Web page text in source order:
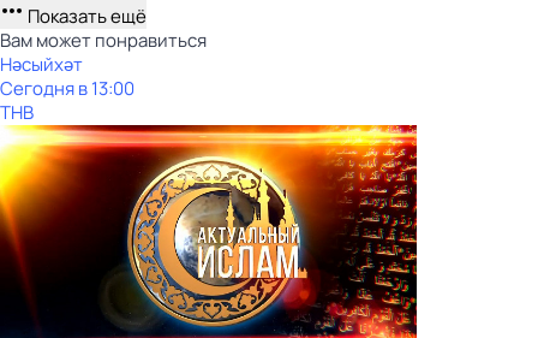
Показать ещё
Вам может понравиться
Нәсыйхәт
Сегодня в 13:00
ТНВ